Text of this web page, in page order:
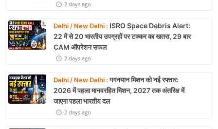
2 days ago
Delhi / New Delhi : ISRO Space Debris Alert:
22 में से 20 भारतीय उपग्रहों पर टक्कर का खतरा, 29 बार
CAM ऑपरेशन सफल
2 days ago
Delhi / New Delhi :गगनयान मिशन को नई रफ्तार:
2026 में पहला मानवरहित मिशन, 2027 तक अंतरिक्ष में
जाएगा पहला भारतीय दल
2 days ago